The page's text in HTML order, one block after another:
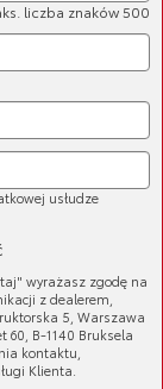
liczba znaków 500
usłudze
wyrażasz zgodę na
z dealerem,
5, Warszawa
60, B-1140 Bruksela
kontaktu,
Klienta.